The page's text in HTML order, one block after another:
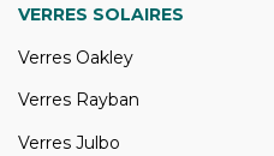
VERRES SOLAIRES
Verres Oakley
Verres Rayban
Verres Julbo